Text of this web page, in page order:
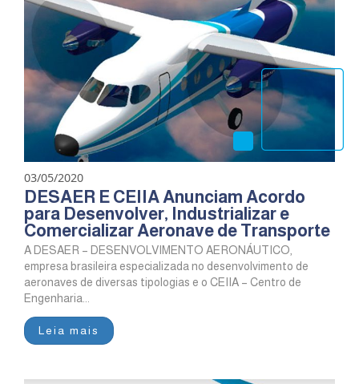
03/05/2020
DESAER E CEIIA Anunciam Acordo
para Desenvolver, Industrializar e
Comercializar Aeronave de Transporte
A DESAER – DESENVOLVIMENTO AERONÁUTICO,
empresa brasileira especializada no desenvolvimento de
aeronaves de diversas tipologias e o CEIIA – Centro de
Engenharia...
Leia mais